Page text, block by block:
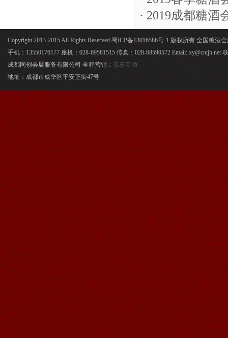
· 2019成都糖
Copyright 2013-2015 All Rights Reserved 蜀ICP备13016586号-1 版权所有 全国糖酒
手机：13550176177 座机：028-69581515 传真：028-68590572 Email: xy@cntjh.net
成都同创会展服务有限公司 全程营销： 觅石互动
地址：成都市成华区平安正街47号